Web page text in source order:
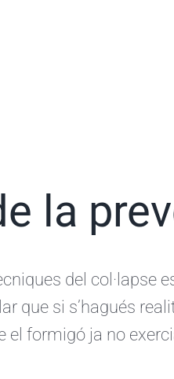
la
del col·lapse
que si s’hagués
el formigó ja no